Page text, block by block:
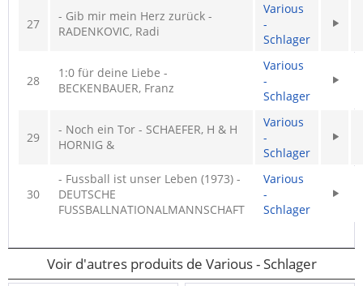
27
- Gib mir mein Herz zurück -
RADENKOVIC, Radi
Various
-
Schlager
28
1:0 für deine Liebe -
BECKENBAUER, Franz
Various
-
Schlager
29
- Noch ein Tor - SCHAEFER, H & H
HORNIG &
Various
-
Schlager
30
- Fussball ist unser Leben (1973) -
DEUTSCHE
FUSSBALLNATIONALMANNSCHAFT
Various
-
Schlager
Voir d'autres produits de Various - Schlager